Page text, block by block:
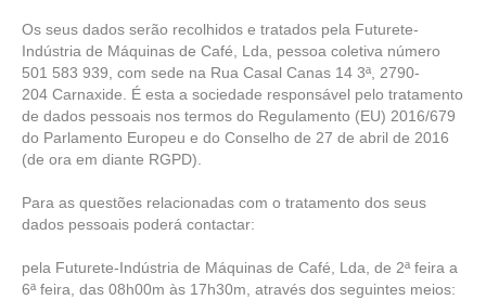
Os seus dados serão recolhidos e tratados pela Futurete-
Indústria de Máquinas de Café, Lda, pessoa coletiva número
501 583 939, com sede na Rua Casal Canas 14 3ª, 2790-
204 Carnaxide. É esta a sociedade responsável pelo tratamento
de dados pessoais nos termos do Regulamento (EU) 2016/679
do Parlamento Europeu e do Conselho de 27 de abril de 2016
(de ora em diante RGPD).
Para as questões relacionadas com o tratamento dos seus
dados pessoais poderá contactar:
pela Futurete-Indústria de Máquinas de Café, Lda, de 2ª feira a
6ª feira, das 08h00m às 17h30m, através dos seguintes meios: